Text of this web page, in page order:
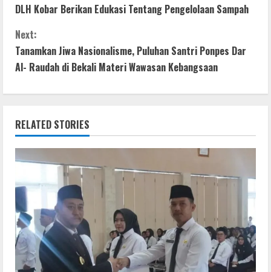
b
o
k
er s
p
p
e
g
er
e
o
n
t
i
n
u
e
R
e
a
DLH Kobar Berikan Edukasi Tentang Pengelolaan Sampah
Next:
Tanamkan Jiwa Nasionalisme, Puluhan Santri Ponpes Dar
Al- Raudah di Bekali Materi Wawasan Kebangsaan
RELATED STORIES